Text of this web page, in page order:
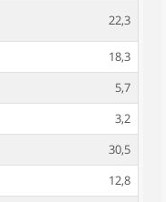
22,3
18,3
5,7
3,2
30,5
12,8